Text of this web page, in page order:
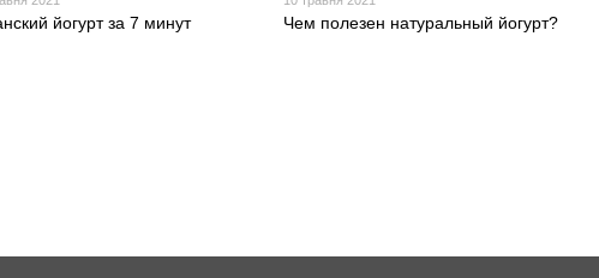
йогурт за 7 минут Чем полезен натуральный йогурт?